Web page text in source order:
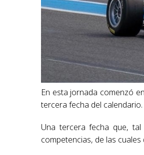
En esta jornada comenzó
tercera fecha del calendario.
Una tercera fecha que,
competencias, de las